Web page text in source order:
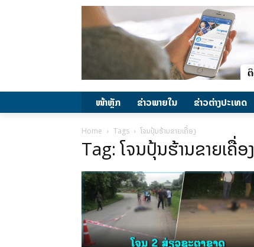
ໜ້າຫຼັກ ຂ່າວພາຍ​ໃນ ຂ່າວຕ່າງປະເທດ
Home Tags ໂຈນປຸ້ນຮ້ານຂາຍເຄື່ອງ
Tag: ໂຈນປຸ້ນຮ້ານຂາຍເຄື່ອງ